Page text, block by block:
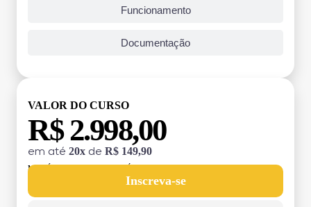
Funcionamento
Documentação
VALOR DO CURSO
R$ 2.998,00
em até 20x de R$ 149,90
MATRÍCULA:
Inscreva-se